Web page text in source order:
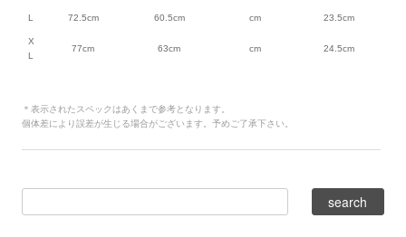
L 72.5cm 60.5cm cm 23.5cm
X
L
77cm 63cm cm 24.5cm
＊表示されたスペックはあくまで参考となります。
個体差により誤差が生じる場合がございます。予めご了承下さい。